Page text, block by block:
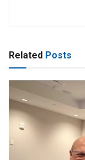
Related Posts